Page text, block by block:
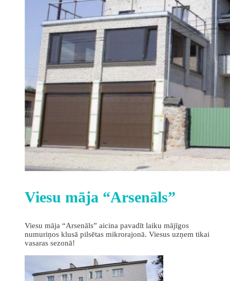
Viesu māja “Arsenāls”
Viesu māja “Arsenāls” aicina pavadīt laiku mājīgos
numuriņos klusā pilsētas mikrorajonā. Viesus uzņem tikai
vasaras sezonā!